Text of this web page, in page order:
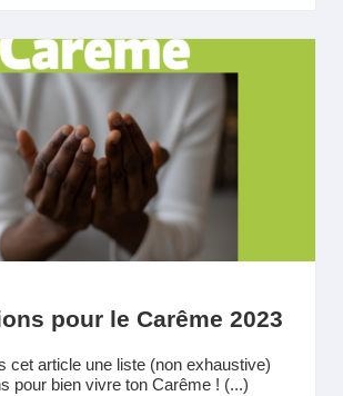
pour le Carême 2023
cet article une liste (non exhaustive)
pour bien vivre ton Carême ! (...)